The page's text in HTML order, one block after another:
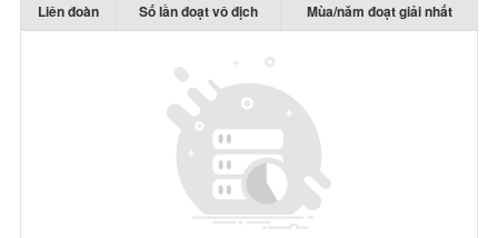
Liên đoàn Số lần đoạt vô địch Mùa/năm đoạt giải nhất